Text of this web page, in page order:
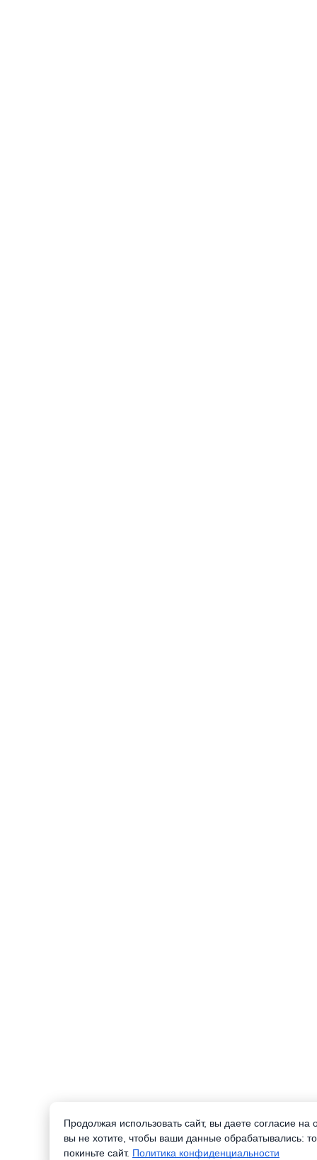
Продолжая использовать сайт, вы даете согласие
вы не хотите, чтобы ваши данные обрабатывались:
покиньте сайт. Политика конфиденциальности